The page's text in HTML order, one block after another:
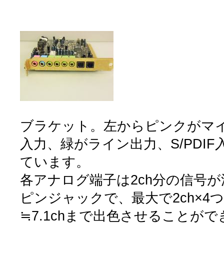
ブラケット。左からピンクがマ
入力、緑がライン出力、S/PDIF
ています。
各アナログ端子は2ch分の信号
ピンジャックで、最大で2ch×4
≒7.1chまで出色させることがで